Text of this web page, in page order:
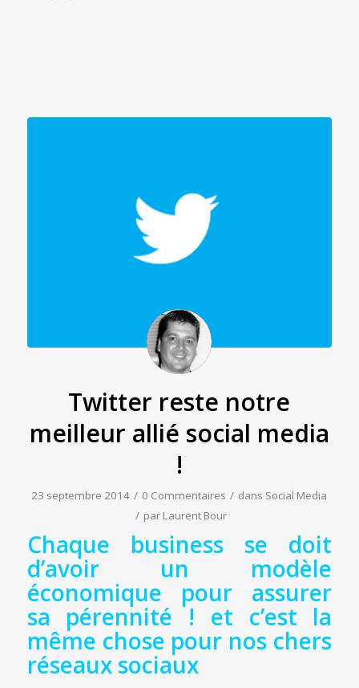
Twitter reste notre
meilleur allié social media
!
23 septembre 2014 / 0 Commentaires / dans Social Media
/ par Laurent Bour
Chaque business se doit
d’avoir un modèle
économique pour assurer
sa pérennité ! et c’est la
même chose pour nos chers
réseaux sociaux